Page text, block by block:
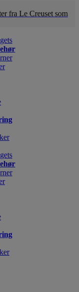
fra Le Creuset som